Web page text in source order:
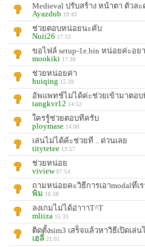
Medieval ปรับสร้าง หน้าตา ตัวละ
Ayazdub 19:43
ช่วยตอบหน่อยนะคับ
Nuii26 17:53
ขอไฟล์ setup-1e.bin หน่อยค่ะอย
mookiki 17:30
ช่วยหน่อยค่า
huiqing 15:39
อัพแพทช์ไม่ได้ค่ะช่วยเข้ามาตอบ
tangkvr12 14:52
ใครรู้ช่วยตอบทีครับ
ploymase 14:00
เล่นไม่ได้ค้ะช่วยที .. ด่วนเลย
titytetee 13:57
ช่วยหน่อย
viview 07:54
ถามหน่อยคะวิธีการเอาmodalที่เ
พิม 16:38
ลงเกมไม่ได้อ่าาาT^T
mliiza 15:33
ติดตั้งsim3 เสร็จแล้วหาวิธีเปิดเล่
เฮลี่ 21:01